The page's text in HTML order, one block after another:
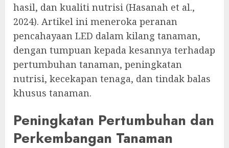
hasil, dan kualiti nutrisi (Hasanah et al.,
2024). Artikel ini meneroka peranan
pencahayaan LED dalam kilang tanaman,
dengan tumpuan kepada kesannya terhadap
pertumbuhan tanaman, peningkatan
nutrisi, kecekapan tenaga, dan tindak balas
khusus tanaman.
Peningkatan Pertumbuhan dan
Perkembangan Tanaman